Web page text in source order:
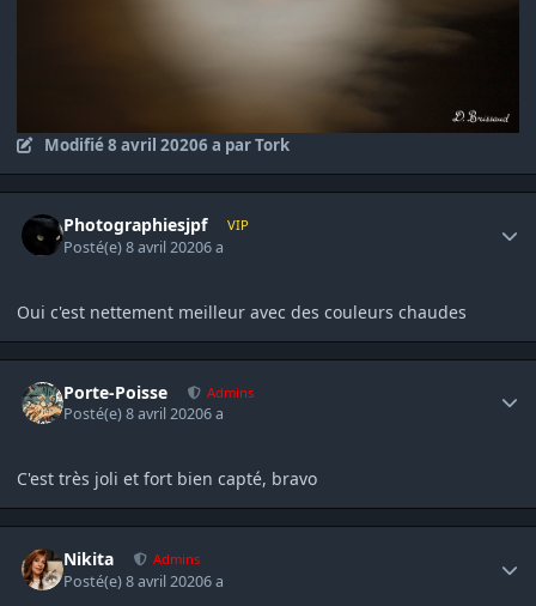
Modifié8 avril 20206 a par Tork
Photographiesjpf VIP
Posté(e)8 avril 20206 a
Oui c'est nettement meilleur avec des couleurs chaudes
Porte-Poisse Admins
Posté(e)8 avril 20206 a
C'est très joli et fort bien capté, bravo
Nikita Admins
Posté(e)8 avril 20206 a